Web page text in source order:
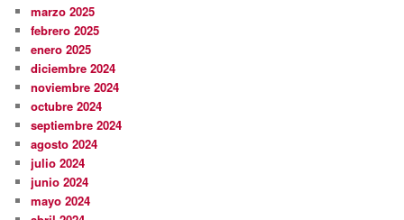
marzo 2025
febrero 2025
enero 2025
diciembre 2024
noviembre 2024
octubre 2024
septiembre 2024
agosto 2024
julio 2024
junio 2024
mayo 2024